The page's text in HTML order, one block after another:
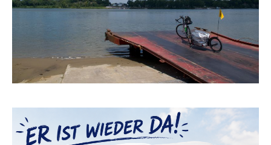
dass ein Basisblech nur durch
beschädigt sein kann. Im Fall einer
Verformung muss dieses ausgetauscht
werden, ansonsten erlischt die Garantie.
Aufgrund der unterschiedlichen
Schaltungssystemen ist eine universelle
Passform nicht immer gegeben. In einigen
Fällen können Anpassungen erforderlich